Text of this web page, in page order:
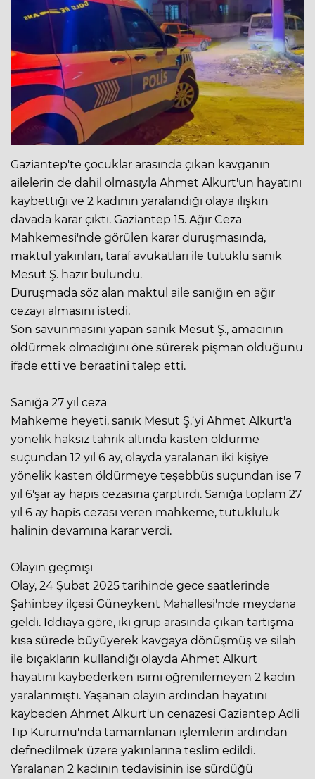
Gaziantep'te çocuklar arasında çıkan kavganın
ailelerin de dahil olmasıyla Ahmet Alkurt'un hayatını
kaybettiği ve 2 kadının yaralandığı olaya ilişkin
davada karar çıktı. Gaziantep 15. Ağır Ceza
Mahkemesi'nde görülen karar duruşmasında,
maktul yakınları, taraf avukatları ile tutuklu sanık
Mesut Ş. hazır bulundu.
Duruşmada söz alan maktul aile sanığın en ağır
cezayı almasını istedi.
Son savunmasını yapan sanık Mesut Ş., amacının
öldürmek olmadığını öne sürerek pişman olduğunu
ifade etti ve beraatini talep etti.
Sanığa 27 yıl ceza
Mahkeme heyeti, sanık Mesut Ş.‘yi Ahmet Alkurt'a
yönelik haksız tahrik altında kasten öldürme
suçundan 12 yıl 6 ay, olayda yaralanan iki kişiye
yönelik kasten öldürmeye teşebbüs suçundan ise 7
yıl 6'şar ay hapis cezasına çarptırdı. Sanığa toplam 27
yıl 6 ay hapis cezası veren mahkeme, tutukluluk
halinin devamına karar verdi.
Olayın geçmişi
Olay, 24 Şubat 2025 tarihinde gece saatlerinde
Şahinbey ilçesi Güneykent Mahallesi'nde meydana
geldi. İddiaya göre, iki grup arasında çıkan tartışma
kısa sürede büyüyerek kavgaya dönüşmüş ve silah
ile bıçakların kullandığı olayda Ahmet Alkurt
hayatını kaybederken isimi öğrenilemeyen 2 kadın
yaralanmıştı. Yaşanan olayın ardından hayatını
kaybeden Ahmet Alkurt'un cenazesi Gaziantep Adli
Tıp Kurumu'nda tamamlanan işlemlerin ardından
defnedilmek üzere yakınlarına teslim edildi.
Yaralanan 2 kadının tedavisinin ise sürdüğü